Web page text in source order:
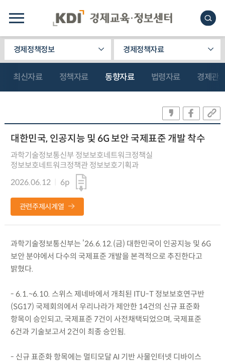
경제정책정보 경제정책자료
최신자료 정책자료 동향자료 법령자료 경제관
대한민국, 인공지능 및 6G 보안 국제표준 개발 착수
과학기술정보통신부 정보보호네트워크정책실
정보보호네트워크정책관 정보보호기획과
2026.06.12
6p
관련주제시계열
과학기술정보통신부는 ’26.6.12.(금) 대한민국이 인공지능 및 6G
보안 분야에서 다수의 국제표준 개발을 본격적으로 추진한다고
밝혔다.
- 6.1.~6.10. 스위스 제네바에서 개최된 ITU-T 정보보호연구반
(SG17) 국제회의에서 우리나라가 제안한 14건의 신규 표준화
항목이 승인되고, 국제표준 7건이 사전채택되었으며, 국제표준
6건과 기술보고서 2건이 최종 승인됨.
- 신규 표준화 항목에는 멀티모달 AI 기반 사물인터넷 디바이스